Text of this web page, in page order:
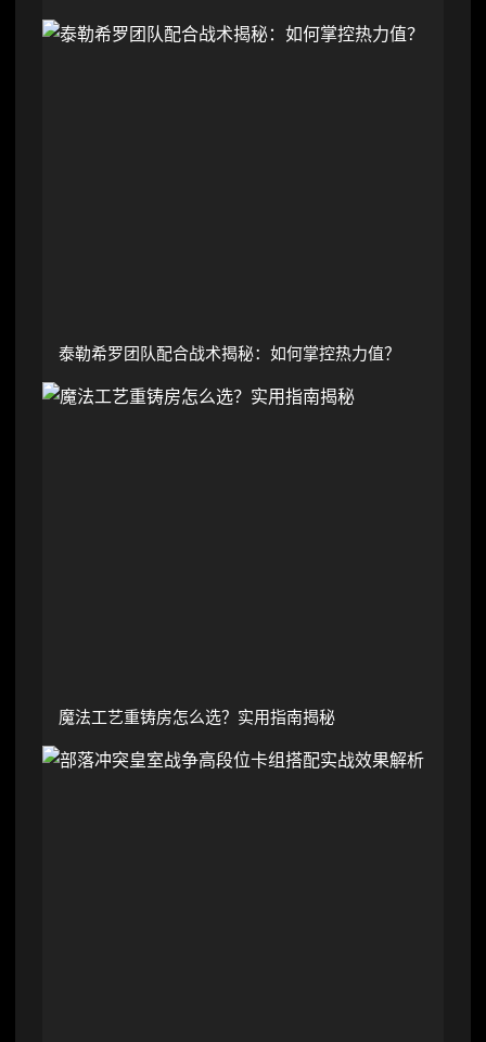
泰勒希罗团队配合战术揭秘：如何掌控热力值？
魔法工艺重铸房怎么选？实用指南揭秘